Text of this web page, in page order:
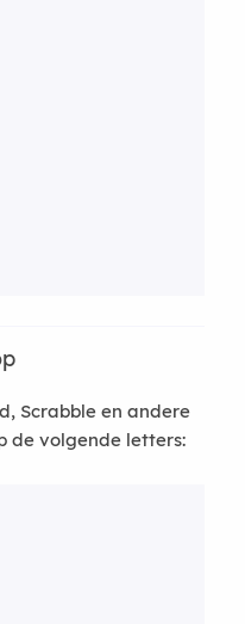
Scrabble en andere
de volgende letters: